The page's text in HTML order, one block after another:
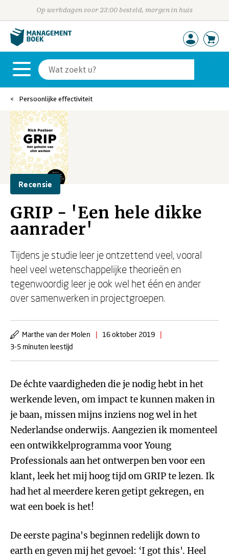
Op werkdagen voor 23:00 besteld, morgen in huis
Persoonlijke effectiviteit
Recensie
GRIP - 'Een hele dikke
aanrader'
Tijdens je studie leer je ontzettend veel, vooral
heel veel wetenschappelijke theorieën en
tegenwoordig leer je ook wel het één en ander
over samenwerken in projectgroepen.
Marthe van der Molen | 16 oktober 2019
|
3-5 minuten leestijd
De échte vaardigheden die je nodig hebt in het
werkende leven, om impact te kunnen maken in
je baan, missen mijns inziens nog wel in het
Nederlandse onderwijs. Aangezien ik momenteel
een ontwikkelprogramma voor Young
Professionals aan het ontwerpen ben voor een
klant, leek het mij hoog tijd om GRIP te lezen. Ik
had het al meerdere keren getipt gekregen, en
wat een boek is het!
De eerste pagina's beginnen redelijk down to
earth en geven mij het gevoel: ‘I got this'. Heel